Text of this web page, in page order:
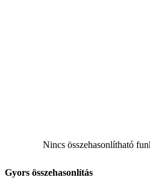
Nincs összehasonlítható
Gyors összehasonlítás